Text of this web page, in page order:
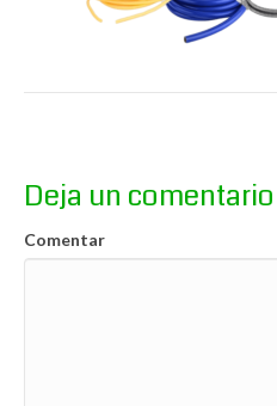
Deja un comentario
Comentar